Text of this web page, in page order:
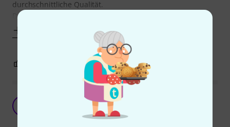
durchschnittliche Qualität.
Dabei fällt den
BEWERTUNG MELDEN
Falsch beschriftet?
outofmid 23.09.2019